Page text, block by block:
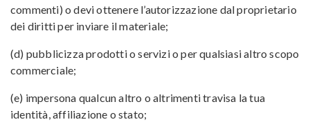
commenti) o devi ottenere l’autorizzazione dal proprietario
dei diritti per inviare il materiale;
(d) pubblicizza prodotti o servizi o per qualsiasi altro scopo
commerciale;
(e) impersona qualcun altro o altrimenti travisa la tua
identità, affiliazione o stato;